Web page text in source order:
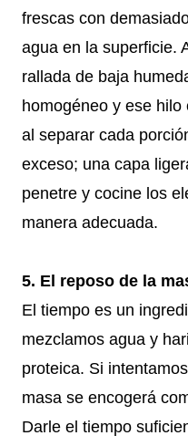
frescas con
agua en la superficie.
rallada de baja
homogéneo y ese
al separar cada
exceso; una capa
penetre y cocine los
manera adecuada.
5. El reposo de la
El tiempo es un
mezclamos agua y
proteica. Si
masa se encogerá
Darle el tiempo